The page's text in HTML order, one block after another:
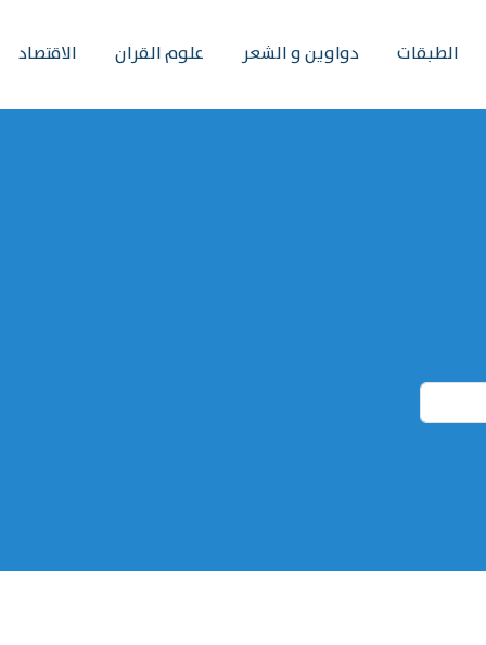
الطبقات دواوين و الشعر علوم القران الاقتصاد